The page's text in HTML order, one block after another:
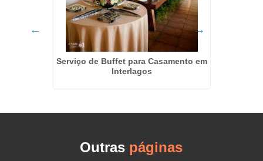
Serviço de Buffet para Casamento em
Interlagos
Outras páginas